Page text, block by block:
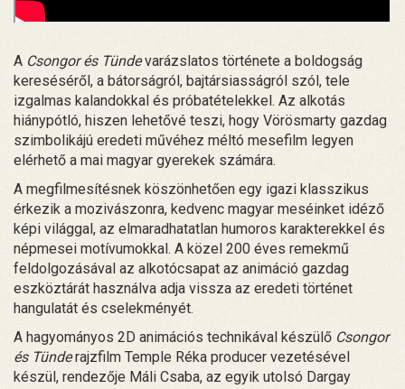
A Csongor és Tündevarázslatos története a boldogság
kereséséről, a bátorságról, bajtársiasságról szól, tele
izgalmas kalandokkal és próbatételekkel. Az alkotás
hiánypótló, hiszen lehetővé teszi, hogy Vörösmarty gazdag
szimbolikájú eredeti művéhez méltó mesefilm legyen
elérhető a mai magyar gyerekek számára.
A megfilmesítésnek köszönhetően egy igazi klasszikus
érkezik a mozivászonra, kedvenc magyar meséinket idéző
képi világgal, az elmaradhatatlan humoros karakterekkel és
népmesei motívumokkal. A közel 200 éves remekmű
feldolgozásával az alkotócsapat az animáció gazdag
eszköztárát használva adja vissza az eredeti történet
hangulatát és cselekményét.
A hagyományos 2D animációs technikával készülő Csongor
és Tünderajzfilm Temple Réka producer vezetésével
készül, rendezője Máli Csaba, az egyik utolsó Dargay